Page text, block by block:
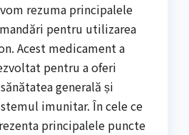
rezuma principalele
pentru utilizarea
Acest medicament a
pentru a oferi
generală și
imunitar. În cele ce
principalele puncte